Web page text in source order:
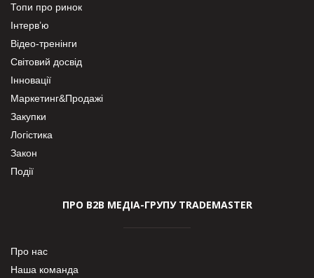
Топи про ринок
Інтерв’ю
Відео-тренінги
Світовий досвід
Інновації
Маркетинг&Продажі
Закупки
Логістика
Закон
Події
ПРО В2В МЕДІА-ГРУПУ TRADEMASTER
Про нас
Наша команда